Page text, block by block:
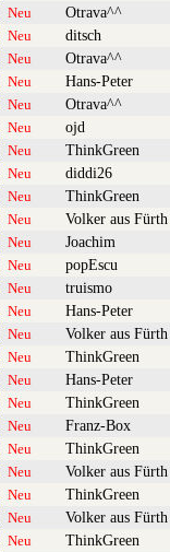
Neu Otrava^^
Neu ditsch
Neu Otrava^^
Neu Hans-Peter
Neu Otrava^^
Neu ojd
Neu ThinkGreen
Neu diddi26
Neu ThinkGreen
Neu Volker aus Fürth
Neu Joachim
Neu popEscu
Neu truismo
Neu Hans-Peter
Neu Volker aus Fürth
Neu ThinkGreen
Neu Hans-Peter
Neu ThinkGreen
Neu Franz-Box
Neu ThinkGreen
Neu Volker aus Fürth
Neu ThinkGreen
Neu Volker aus Fürth
Neu ThinkGreen